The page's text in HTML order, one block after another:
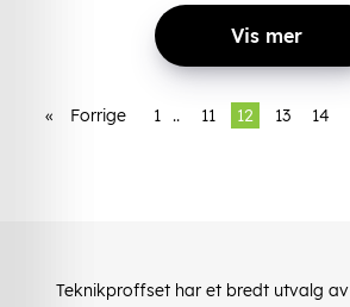
Vis mer
« Forrige 1 .. 11 12 13 14
Teknikproffset har et bredt utvalg